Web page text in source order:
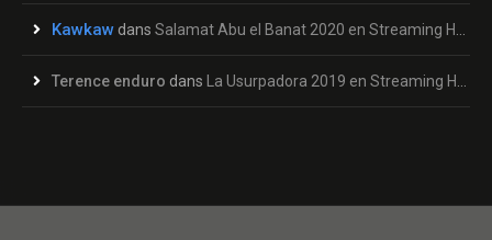
Kawkaw dans Salamat Abu el Banat 2020 en Streaming HD Gratuit !
Terence enduro dans La Usurpadora 2019 en Streaming HD Gratuit !